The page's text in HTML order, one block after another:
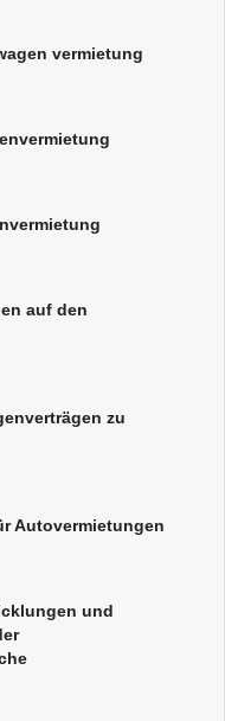
vermietung
auf den
zu
Autovermietungen
und